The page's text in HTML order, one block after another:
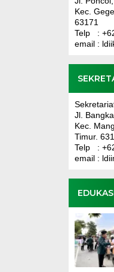
Kec.
63171
Telp :
email :
Jl.
Kec.
Timur.
Telp :
email :